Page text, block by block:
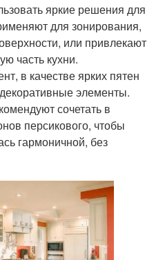
яркие решения для
для зонирования,
или привлекают
часть кухни.
в качестве ярких пятен
элементы.
сочетать в
персикового, чтобы
гармоничной, без